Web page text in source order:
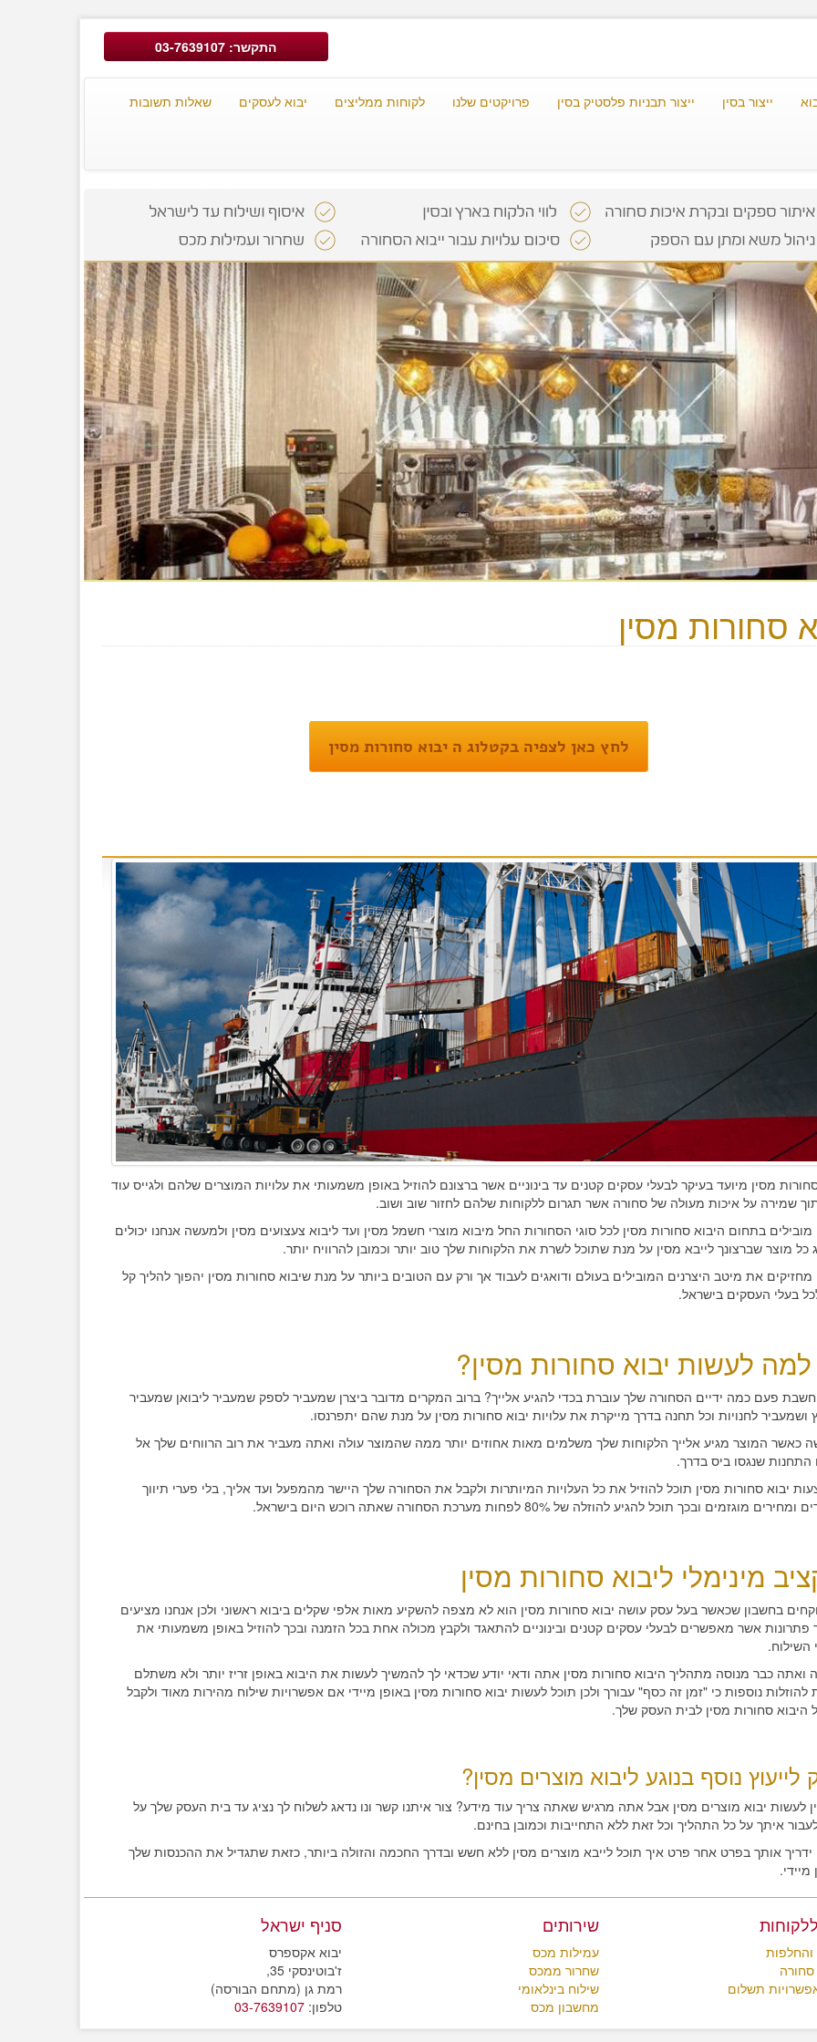
התקשר: 03-7639107
ייצור בסין ייצור תבניות פלסטיק בסין פרויקטים שלנו לקוחות ממליצים יבוא לעסקים שאלות תשובות
סחורות מסין
לחץ כאן לצפיה בקטלוג ה יבוא סחורות מסין
מסין מיועד בעיקר לבעלי עסקים קטנים עד בינוניים אשר ברצונם להוזיל באופן משמעותי את עלויות המוצרים שלהם ולגייס עוד
שמירה על איכות מעולה של סחורה אשר תגרום ללקוחות שלהם לחזור שוב ושוב.
מובילים בתחום היבוא סחורות מסין לכל סוגי הסחורות החל מיבוא מוצרי חשמל מסין ועד ליבוא צעצועים מסין ולמעשה אנחנו יכולים
כל מוצר שברצונך לייבא מסין על מנת שתוכל לשרת את הלקוחות שלך טוב יותר וכמובן להרוויח יותר.
מחזיקים את מיטב היצרנים המובילים בעולם ודואגים לעבוד אך ורק עם הטובים ביותר על מנת שיבוא סחורות מסין יהפוך להליך קל
בעלי העסקים בישראל.
לעשות יבוא סחורות מסין?
פעם כמה ידיים הסחורה שלך עוברת בכדי להגיע אלייך? ברוב המקרים מדובר ביצרן שמעביר לספק שמעביר ליבואן שמעביר
ושמעביר לחנויות וכל תחנה בדרך מייקרת את עלויות יבוא סחורות מסין על מנת שהם יתפרנסו.
כאשר המוצר מגיע אלייך הלקוחות שלך משלמים מאות אחוזים יותר ממה שהמוצר עולה ואתה מעביר את רוב הרווחים שלך אל
שנגסו ביס בדרך.
יבוא סחורות מסין תוכל להוזיל את כל העלויות המיותרות ולקבל את הסחורה שלך היישר מהמפעל ועד אליך, בלי פערי תיווך
מוגזמים ובכך תוכל להגיע להוזלה של 80% לפחות מערכת הסחורה שאתה רוכש היום בישראל.
מינימלי ליבוא סחורות מסין
בחשבון שכאשר בעל עסק עושה יבוא סחורות מסין הוא לא מצפה להשקיע מאות אלפי שקלים ביבוא ראשוני ולכן אנחנו מציעים
אשר מאפשרים לבעלי עסקים קטנים ובינוניים להתאגד ולקבץ מכולה אחת בכל הזמנה ובכך להוזיל באופן משמעותי את
השילוח.
ואתה כבר מנוסה מתהליך היבוא סחורות מסין אתה ודאי יודע שכדאי לך להמשיך לעשות את היבוא באופן זריז יותר ולא משתלם
להוזלות נוספות כי "זמן זה כסף" עבורך ולכן תוכל לעשות יבוא סחורות מסין באופן מיידי אם אפשרויות שילוח מהירות מאוד ולקבל
היבוא סחורות מסין לבית העסק שלך.
לייעוץ נוסף בנוגע ליבוא מוצרים מסין?
לעשות יבוא מוצרים מסין אבל אתה מרגיש שאתה צריך עוד מידע? צור איתנו קשר ונו נדאג לשלוח לך נציג עד בית העסק שלך על
איתך על כל התהליך וכל זאת ללא התחייבות וכמובן בחינם.
ידריך אותך בפרט אחר פרט איך תוכל לייבא מוצרים מסין ללא חשש ובדרך החכמה והזולה ביותר, כזאת שתגדיל את ההכנסות שלך
מיידי.
והחלפות
תשלום
שירותים
עמילות מכס
שחרור ממכס
שילוח בינלאומי
מחשבון מכס
סניף ישראל
יבוא אקספרס
ז'בוטינסקי 35,
רמת גן (מתחם הבורסה)
טלפון:03-7639107